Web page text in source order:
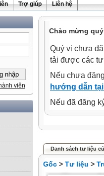
Trợ giúp Liên hệ
viên
Chào mừng
Quý vị chưa
tải được các
Nếu chưa
hướng dẫn
Nếu đã đăng
Danh sách tư liệu
Gốc > Tư liệu >